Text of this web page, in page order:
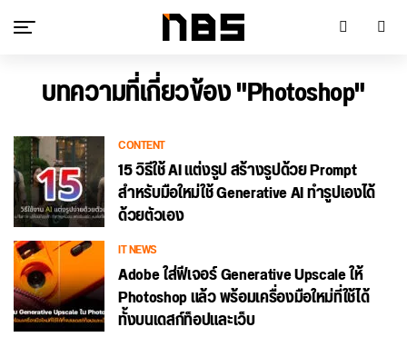
บทความที่เกี่ยวข้อง "Photoshop"
CONTENT
15 วิธีใช้ AI แต่งรูป สร้างรูปด้วย Prompt
สำหรับมือใหม่ใช้ Generative AI ทำรูปเองได้
ด้วยตัวเอง
IT NEWS
Adobe ใส่ฟีเจอร์ Generative Upscale ให้
Photoshop แล้ว พร้อมเครื่องมือใหม่ที่ใช้ได้
ทั้งบนเดสก์ท็อปและเว็บ